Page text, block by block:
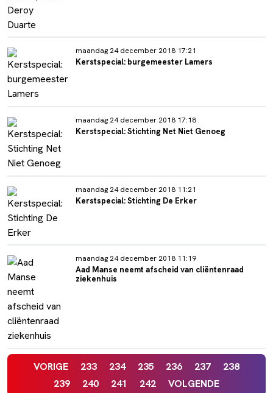
maandag 24 december 2018 17:21
Kerstspecial: burgemeester Lamers
maandag 24 december 2018 17:18
Kerstspecial: Stichting Net Niet Genoeg
maandag 24 december 2018 11:21
Kerstspecial: Stichting De Erker
maandag 24 december 2018 11:19
Aad Manse neemt afscheid van cliëntenraad
ziekenhuis
VORIGE 233 234 235 236 237
238
239
240 241 242 VOLGENDE